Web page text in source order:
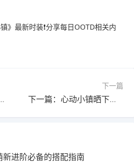
》最新时装❗分享每日OOTD相关内
领域法bd推荐
下一篇
下一篇：心动小镇晒下即将竣工的温泉旅馆（附12.9兑换码
进阶必备的搭配指南